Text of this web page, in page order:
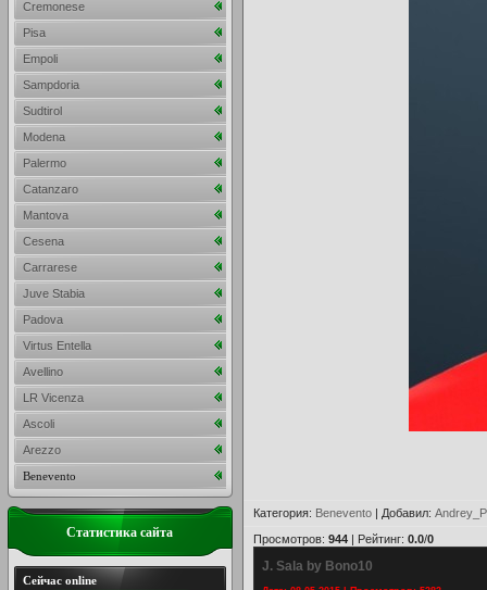
Категория: Benevento | Добавил:
Просмотров: 944 | Рейтинг: 0.0/0
J. Sala by Bono10
Cremonese
Pisa
Empoli
Sampdoria
Sudtirol
Modena
Palermo
Catanzaro
Mantova
Cesena
Carrarese
Juve Stabia
Padova
Virtus Entella
Avellino
LR Vicenza
Ascoli
Arezzo
Benevento
Статистика сайта
Сейчас online